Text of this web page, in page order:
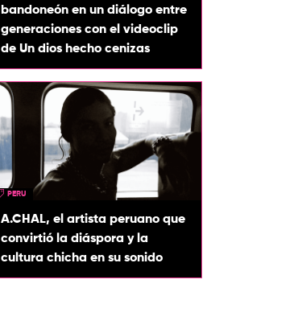
bandoneón en un diálogo entre
generaciones con el videoclip
de Un dios hecho cenizas
PERU
A.CHAL, el artista peruano que
convirtió la diáspora y la
cultura chicha en su sonido